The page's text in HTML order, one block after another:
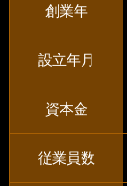
創業年
設立年月
資本金
従業員数